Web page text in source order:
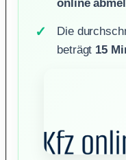
online
Die
beträgt 15